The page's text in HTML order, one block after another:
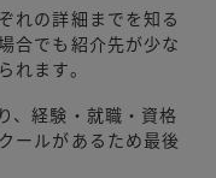
れの詳細までを知る
合でも紹介先が少な
れます。
、経験・就職・資格
ールがあるため最後